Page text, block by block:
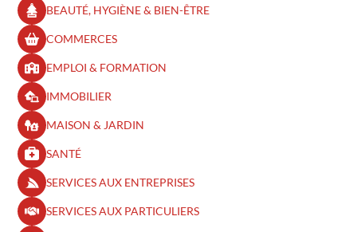
BEAUTÉ, HYGIÈNE & BIEN-ÊTRE​
COMMERCES
EMPLOI & FORMATION
IMMOBILIER
MAISON & JARDIN
SANTÉ
SERVICES AUX ENTREPRISES
SERVICES AUX PARTICULIERS